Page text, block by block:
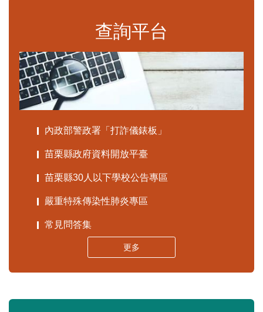
查詢平台
內政部警政署「打詐儀錶板」
苗栗縣政府資料開放平臺
苗栗縣30人以下學校公告專區
嚴重特殊傳染性肺炎專區
常見問答集
更多